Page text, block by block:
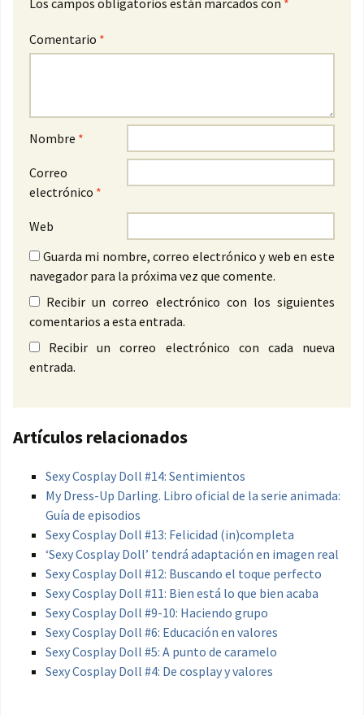
Los campos obligatorios están marcados con *
Comentario *
Nombre *
Correo
electrónico *
Web
Guarda mi nombre, correo electrónico y web en este
navegador para la próxima vez que comente.
Recibir un correo electrónico con los siguientes
comentarios a esta entrada.
Recibir un correo electrónico con cada nueva
entrada.
Artículos relacionados
Sexy Cosplay Doll #14: Sentimientos
My Dress-Up Darling. Libro oficial de la serie animada:
Guía de episodios
Sexy Cosplay Doll #13: Felicidad (in)completa
‘Sexy Cosplay Doll’ tendrá adaptación en imagen real
Sexy Cosplay Doll #12: Buscando el toque perfecto
Sexy Cosplay Doll #11: Bien está lo que bien acaba
Sexy Cosplay Doll #9-10: Haciendo grupo
Sexy Cosplay Doll #6: Educación en valores
Sexy Cosplay Doll #5: A punto de caramelo
Sexy Cosplay Doll #4: De cosplay y valores